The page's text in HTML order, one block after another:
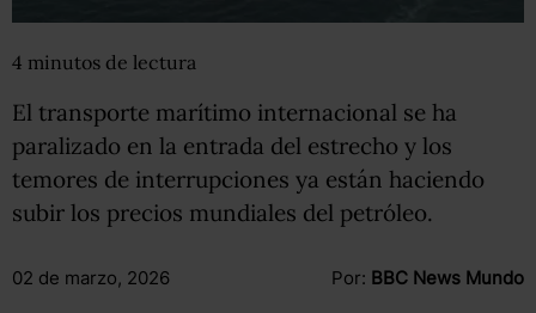
4 minutos de lectura
El transporte marítimo internacional se ha
paralizado en la entrada del estrecho y los
temores de interrupciones ya están haciendo
subir los precios mundiales del petróleo.
02 de marzo, 2026 Por: BBC News Mundo